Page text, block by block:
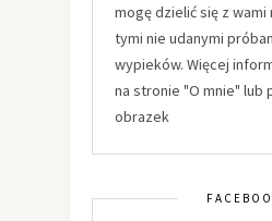
mogę dzielić się z wami
tymi nie udanymi
wypieków. Więcej
na stronie "O mnie" lub
obrazek